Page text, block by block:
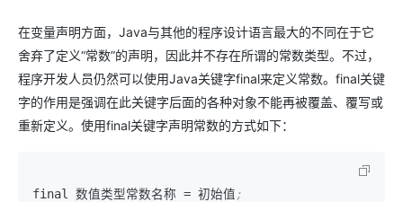
在变量声明方面，Java与其他的程序设计语言最大的不同在于它
舍弃了定义“常数”的声明，因此并不存在所谓的常数类型。不过，
程序开发人员仍然可以使用Java关键字final来定义常数。final关键
字的作用是强调在此关键字后面的各种对象不能再被覆盖、覆写或
重新定义。使用final关键字声明常数的方式如下：
final 数值类型常数名称 = 初始值;